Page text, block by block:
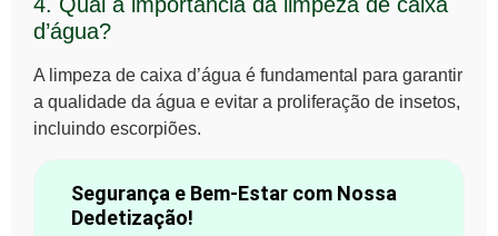
4. Qual a importância da limpeza de caixa
d’água?
A limpeza de caixa d’água é fundamental para garantir
a qualidade da água e evitar a proliferação de insetos,
incluindo escorpiões.
Segurança e Bem-Estar com Nossa
Dedetização!